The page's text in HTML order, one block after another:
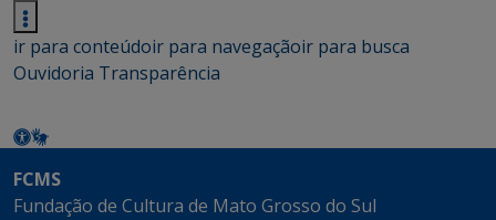
ir para conteúdoir para navegaçãoir para busca
Ouvidoria Transparência
FCMS
Fundação de Cultura de Mato Grosso do Sul